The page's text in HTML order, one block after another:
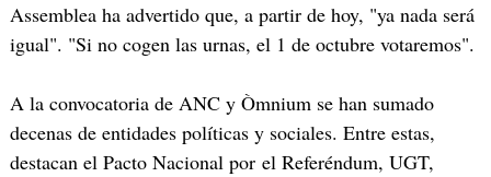
Assemblea ha advertido que, a partir de hoy, "ya nada será
igual". "Si no cogen las urnas, el 1 de octubre votaremos".
A la convocatoria de ANC y Òmnium se han sumado
decenas de entidades políticas y sociales. Entre estas,
destacan el Pacto Nacional por el Referéndum, UGT,